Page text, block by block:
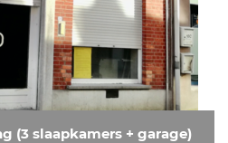
(3 slaapkamers + garage)